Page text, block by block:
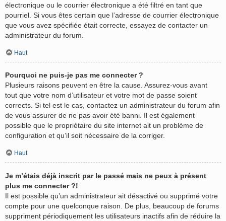
électronique ou le courrier électronique a été filtré en tant que
pourriel. Si vous êtes certain que l’adresse de courrier électronique
que vous avez spécifiée était correcte, essayez de contacter un
administrateur du forum.
Haut
Pourquoi ne puis-je pas me connecter ?
Plusieurs raisons peuvent en être la cause. Assurez-vous avant
tout que votre nom d’utilisateur et votre mot de passe soient
corrects. Si tel est le cas, contactez un administrateur du forum afin
de vous assurer de ne pas avoir été banni. Il est également
possible que le propriétaire du site internet ait un problème de
configuration et qu’il soit nécessaire de la corriger.
Haut
Je m’étais déjà inscrit par le passé mais ne peux à présent
plus me connecter ?!
Il est possible qu’un administrateur ait désactivé ou supprimé votre
compte pour une quelconque raison. De plus, beaucoup de forums
suppriment périodiquement les utilisateurs inactifs afin de réduire la